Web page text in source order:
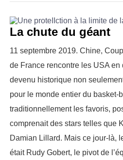
La chute du géant
11 septembre 2019. Chine,
de France rencontre les USA
devenu historique non
pour le monde entier du basket-
traditionnellement les favoris,
comprenait des stars telles que
Damian Lillard. Mais ce jour-là,
était Rudy Gobert, le pivot de